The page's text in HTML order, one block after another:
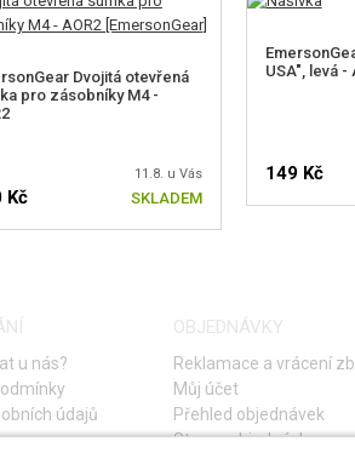
Dvojitá otevřená
pro zásobníky M4 -
11.8. u Vás
Kč SKLADEM
USA", levá -
149 Kč
u nás?
údajů
OBJEDNÁVKY
Reklamace a vrácení
Můj účet
Přehled objednávek
Storno objednávky